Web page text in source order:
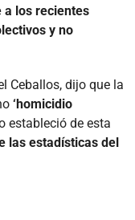
los recientes
y no
Ceballos, dijo que la
‘homicidio
estableció de esta
las estadísticas del